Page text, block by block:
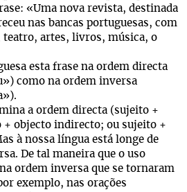
«Uma nova revista, destinada
nas bancas portuguesas, com
teatro, artes, livros, música, o
esta frase na ordem directa
como na ordem inversa
a ordem directa (sujeito +
+ objecto indirecto; ou sujeito +
à nossa língua está longe de
De tal maneira que o uso
ordem inversa que se tornaram
exemplo, nas orações